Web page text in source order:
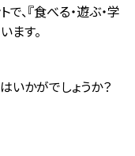
、『食べる・遊ぶ・学
ます。
かがでしょうか？